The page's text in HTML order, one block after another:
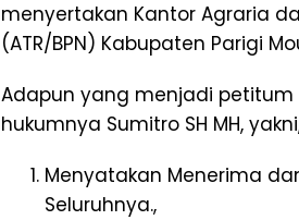
menyertakan Kantor Agraria
(ATR/BPN) Kabupaten Parigi
Adapun yang menjadi petitum
hukumnya Sumitro SH MH,
Menyatakan Menerima
Seluruhnya.,